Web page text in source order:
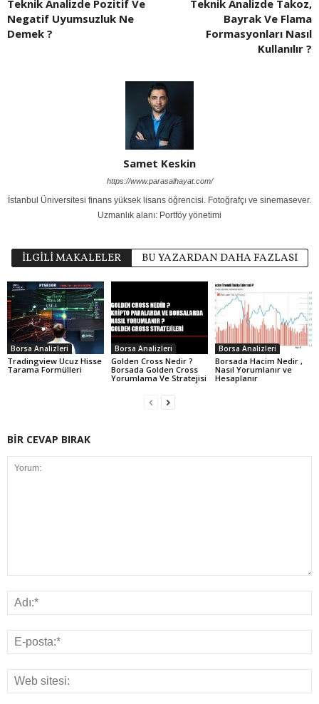
Teknik Analizde Pozitif Ve
Negatif Uyumsuzluk Ne
Demek ?
Teknik Analizde Takoz,
Bayrak Ve Flama
Formasyonları Nasıl
Kullanılır ?
Samet Keskin
https://www.parasalhayat.com/
İstanbul Üniversitesi finans yüksek lisans öğrencisi. Fotoğrafçı ve sinemasever.
Uzmanlık alanı: Portföy yönetimi
İLGİLİ MAKALELER BU YAZARDAN DAHA FAZLASI
Borsa Analizleri
Tradingview Ucuz Hisse
Tarama Formülleri
Borsa Analizleri
Golden Cross Nedir ?
Borsada Golden Cross
Yorumlama Ve Stratejisi
Borsa Analizleri
Borsada Hacim Nedir ,
Nasıl Yorumlanır ve
Hesaplanır
BİR CEVAP BIRAK